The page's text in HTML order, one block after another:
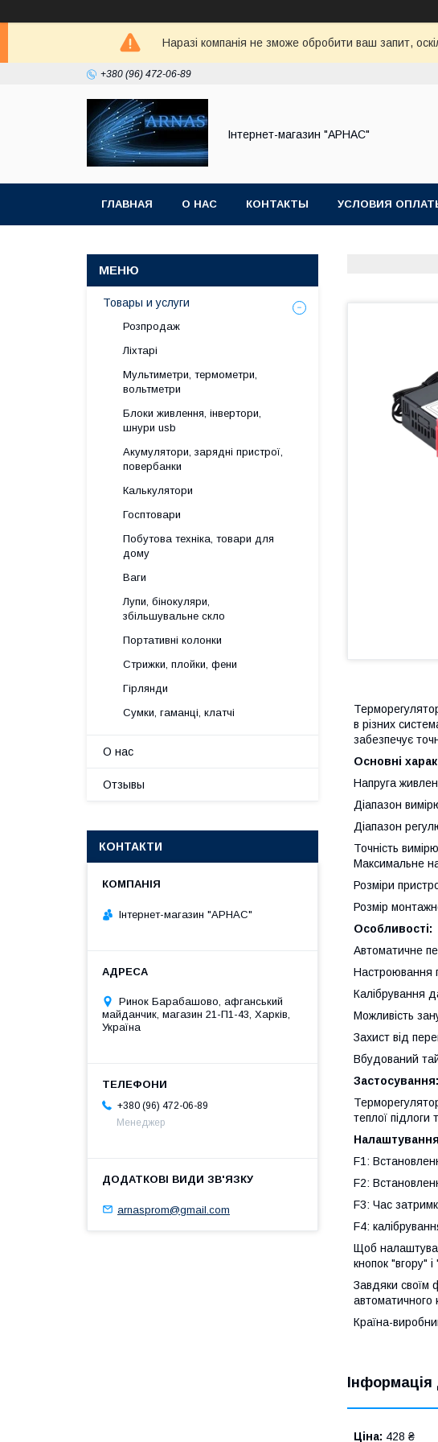
Наразі компанія не зможе обробити ваш запит,
+380 (96) 472-06-89
Інтернет-магазин "АРНАС"
ГЛАВНАЯ О НАС КОНТАКТЫ УСЛОВИЯ
в різних
забезпечує
Основні
Напруга
Діапазон
Діапазон
Точність
Максимальне
Розміри
Розмір
Особливості:
Автоматичне
Настроювання
Калібрування
Можливість
Захист від
Вбудований
Застосування:
теплої
F1:
F2:
F3: Час
F4:
Щоб
кнопок "вгору"
Завдяки своїм
автоматичного
Країна-
Ціна: 428 ₴
Товары и услуги
Розпродаж
Ліхтарі
Мультиметри, термометри,
вольтметри
Блоки живлення, інвертори,
шнури usb
Акумулятори, зарядні пристрої,
повербанки
Калькулятори
Госптовари
Побутова техніка, товари для
дому
Ваги
Лупи, бінокуляри,
збільшувальне скло
Портативні колонки
Стрижки, плойки, фени
Гірлянди
Сумки, гаманці, клатчі
О нас
Отзывы
КОНТАКТИ
Інтернет-магазин "АРНАС"
Ринок Барабашово, афганський
майданчик, магазин 21-П1-43, Харків,
Україна
+380 (96) 472-06-89
Менеджер
arnasprom@gmail.com